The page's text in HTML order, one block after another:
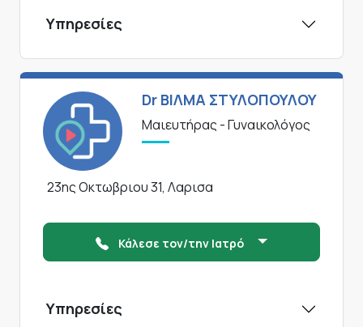
Υπηρεσίες
Dr ΒΙΛΜΑ ΣΤΥΛΟΠΟΥΛΟΥ
Μαιευτήρας - Γυναικολόγος
23ης Οκτωβριου 31, Λαρισα
Κάλεσε τον/την Ιατρό
Υπηρεσίες